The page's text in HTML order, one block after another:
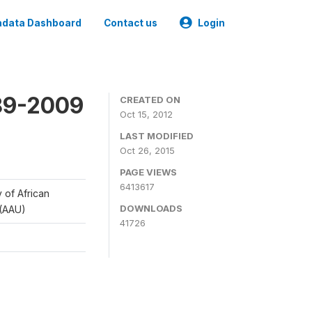
Dashboard Contact us Login
2009
of African
CREATED ON
Oct 15, 2012
LAST MODIFIED
Oct 26, 2015
PAGE VIEWS
6413617
DOWNLOADS
41726